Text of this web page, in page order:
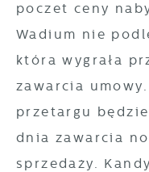
poczet ceny
Wadium nie
która wygrała
zawarcia
przetargu
dnia zawarcia
sprzedaży.